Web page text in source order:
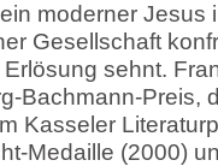
moderner Jesus
Gesellschaft
sehnt.
Bachmann-Preis,
Kasseler
Medaille (2000)